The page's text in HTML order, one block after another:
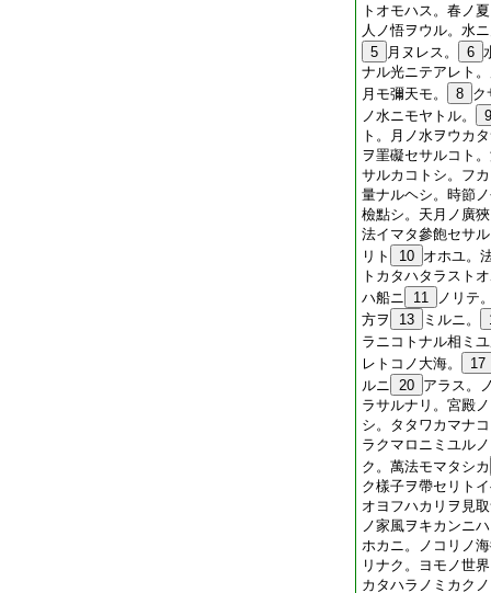
トオモハス。春ノ
人ノ悟ヲウル。水
5
月ヌレス。 6
ナル光ニテアレト
月モ彌天モ。
8 ク
ノ水ニモヤトル。
9
ト。月ノ水ヲウカ
ヲ罣礙セサルコト
サルカコトシ。フ
量ナルヘシ。時節
檢點シ。天月ノ廣
法イマタ參飽セサ
リト
10 オホユ。
トカタハタラスト
ハ船ニ
11
ノリテ
方ヲ
13 ミルニ。
ラニコトナル相ミ
レトコノ大海。
17
ルニ 20 アラス。
ラサルナリ。宮殿
シ。タタワカマナ
ラクマロニミユル
ク。萬法モマタシカ
ク樣子ヲ帶セリト
オヨフハカリヲ見
ノ家風ヲキカンニ
ホカニ。ノコリノ
リナク。ヨモノ世
カタハラノミカク